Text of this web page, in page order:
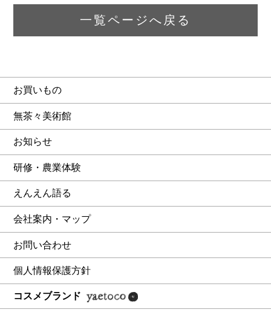
一覧ページへ戻る
お買いもの
無茶々美術館
お知らせ
研修・農業体験
えんえん語る
会社案内・マップ
お問い合わせ
個人情報保護方針
コスメブランド